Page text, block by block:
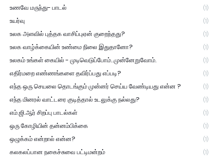
உணவே மருந்து- பாடல் (1)
உயர்வு (1)
உலக அளவில் புத்தக வாசிப்புஏன் குறைந்தது? (1)
உலக வாழ்க்கையின் உண்மை நிலை இதுதானோ? (1)
உலகம் உங்கள் கையில் - முடிவெடுப்போம்..முன்னேறுவோம். (1)
எதிர்மறை எண்ணங்களை தவிர்ப்பது எப்படி? (1)
எந்த ஒரு செயலை தொடங்கும் முன்னர் செய்ய வேண்டியது என்ன ? (1)
எந்த மினரல் வாட்டரை குடித்தால் உடலுக்கு நல்லது? (1)
எம்.ஜி.ஆர் சிறப்பு பாடல்கள் (1)
ஒரு கோழியின் தன்னம்பிக்கை (1)
ஒழுக்கம் என்றால் என்ன? (1)
கலகலப்பான நகைச்சுவை பட்டிமன்றம் (1)